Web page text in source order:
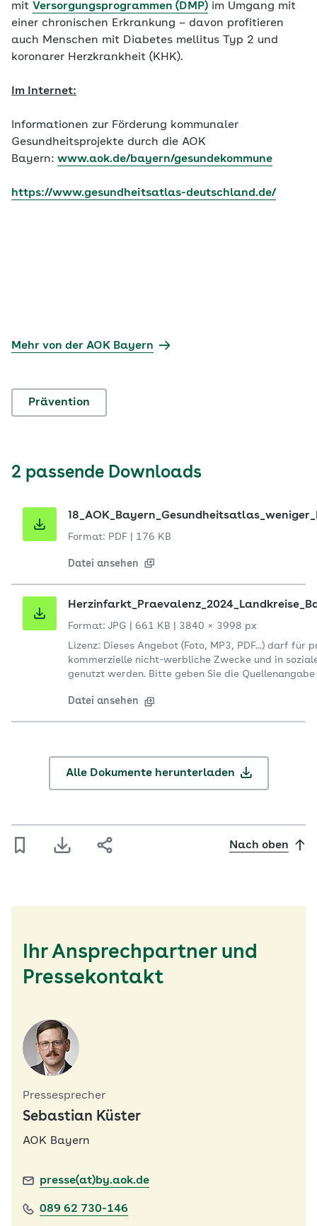
mit Versorgungsprogrammen (DMP) im Umgang mit
einer chronischen Erkrankung – davon profitieren
auch Menschen mit Diabetes mellitus Typ 2 und
koronarer Herzkrankheit (KHK).
Im Internet:
Informationen zur Förderung kommunaler
Gesundheitsprojekte durch die AOK
Bayern: www.aok.de/bayern/gesundekommune
https://www.gesundheitsatlas-deutschland.de/
Mehr von der AOK Bayern
Prävention
2 passende Downloads
Format: PDF 176 KB
Datei ansehen
Format: JPG 661 KB
3840 × 3998 px
Lizenz: Dieses Angebot (Foto, MP3, PDF...) darf für
kommerzielle nicht-werbliche Zwecke und in
genutzt werden. Bitte geben Sie die Quellenangabe
Datei ansehen
Alle Dokumente herunterladen
Nach oben
Ihr Ansprechpartner und
Pressekontakt
Pressesprecher
Sebastian Küster
AOK Bayern
presse(at)by.aok.de
089 62 730-146